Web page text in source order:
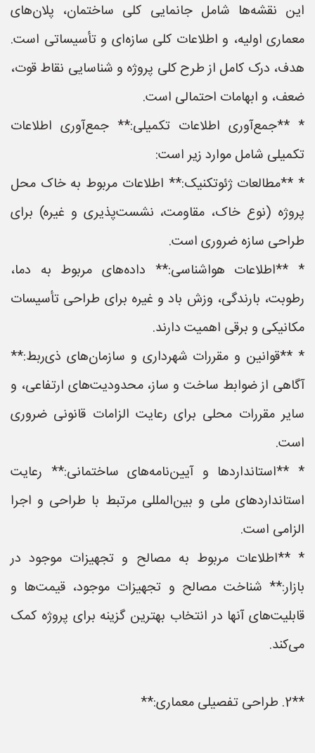
این نقشه‌ها شامل جانمایی کلی ساختمان، پلان‌های
معماری اولیه، و اطلاعات کلی سازه‌ای و تأسیساتی است.
هدف، درک کامل از طرح کلی پروژه و شناسایی نقاط قوت،
ضعف، و ابهامات احتمالی است.
* **جمع‌آوری اطلاعات تکمیلی:** جمع‌آوری اطلاعات
تکمیلی شامل موارد زیر است:
* **مطالعات ژئوتکنیک:** اطلاعات مربوط به خاک محل
پروژه (نوع خاک، مقاومت، نشست‌پذیری و غیره) برای
طراحی سازه ضروری است.
* **اطلاعات هواشناسی:** داده‌های مربوط به دما،
رطوبت، بارندگی، وزش باد و غیره برای طراحی تأسیسات
مکانیکی و برقی اهمیت دارند.
* **قوانین و مقررات شهرداری و سازمان‌های ذی‌ربط:**
آگاهی از ضوابط ساخت و ساز، محدودیت‌های ارتفاعی، و
سایر مقررات محلی برای رعایت الزامات قانونی ضروری
است.
* **استانداردها و آیین‌نامه‌های ساختمانی:** رعایت
استانداردهای ملی و بین‌المللی مرتبط با طراحی و اجرا
الزامی است.
* **اطلاعات مربوط به مصالح و تجهیزات موجود در
بازار:** شناخت مصالح و تجهیزات موجود، قیمت‌ها و
قابلیت‌های آنها در انتخاب بهترین گزینه برای پروژه کمک
می‌کند.
**2. طراحی تفصیلی معماری:**